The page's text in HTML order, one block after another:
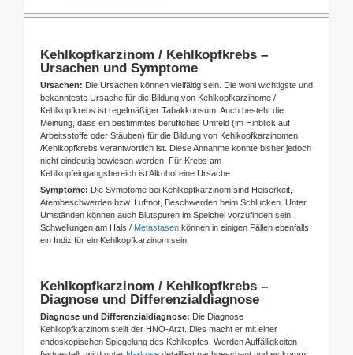
Kehlkopfkarzinom / Kehlkopfkrebs –
Ursachen und Symptome
Ursachen: Die Ursachen können vielfältig sein. Die wohl wichtigste und
bekannteste Ursache für die Bildung von Kehlkopfkarzinome /
Kehlkopfkrebs ist regelmäßiger Tabakkonsum. Auch besteht die
Meinung, dass ein bestimmtes berufliches Umfeld (im Hinblick auf
Arbeitsstoffe oder Stäuben) für die Bildung von Kehlkopfkarzinomen
/Kehlkopfkrebs verantwortlich ist. Diese Annahme konnte bisher jedoch
nicht eindeutig bewiesen werden. Für Krebs am
Kehlkopfeingangsbereich ist Alkohol eine Ursache.
Symptome: Die Symptome bei Kehlkopfkarzinom sind Heiserkeit,
Atembeschwerden bzw. Luftnot, Beschwerden beim Schlucken. Unter
Umständen können auch Blutspuren im Speichel vorzufinden sein.
Schwellungen am Hals / Metastasen können in einigen Fällen ebenfalls
ein Indiz für ein Kehlkopfkarzinom sein.
Kehlkopfkarzinom / Kehlkopfkrebs –
Diagnose und Differenzialdiagnose
Diagnose und Differenzialdiagnose: Die Diagnose
Kehlkopfkarzinom stellt der HNO-Arzt. Dies macht er mit einer
endoskopischen Spiegelung des Kehlkopfes. Werden Auffälligkeiten